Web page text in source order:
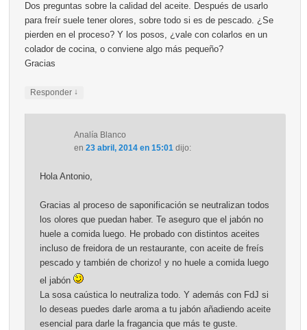
Dos preguntas sobre la calidad del aceite. Después de usarlo
para freír suele tener olores, sobre todo si es de pescado. ¿Se
pierden en el proceso? Y los posos, ¿vale con colarlos en un
colador de cocina, o conviene algo más pequeño?
Gracias
Responder ↓
Analía Blanco
en 23 abril, 2014 en 15:01 dijo:
Hola Antonio,
Gracias al proceso de saponificación se neutralizan todos
los olores que puedan haber. Te aseguro que el jabón no
huele a comida luego. He probado con distintos aceites
incluso de freidora de un restaurante, con aceite de freís
pescado y también de chorizo! y no huele a comida luego
el jabón
La sosa caústica lo neutraliza todo. Y además con FdJ si
lo deseas puedes darle aroma a tu jabón añadiendo aceite
esencial para darle la fragancia que más te guste.